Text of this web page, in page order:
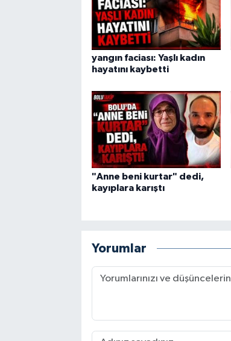
yangın faciası: Yaşlı kadın
hayatını kaybetti
"Anne beni kurtar" dedi,
kayıplara karıştı
Yorumlar